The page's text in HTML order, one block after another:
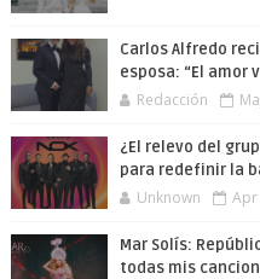
Carlos Alfredo
esposa: “El amor
Redacción
¿El relevo del
para redefinir la
Unknown Apr
Mar Solís:
todas mis